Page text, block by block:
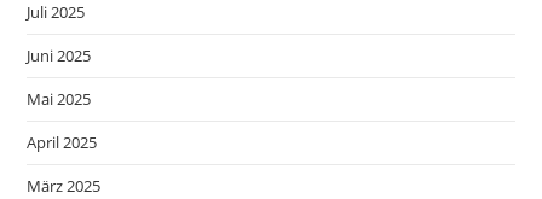
Juli 2025
Juni 2025
Mai 2025
April 2025
März 2025